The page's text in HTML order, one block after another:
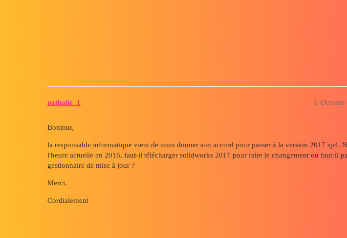
nathalie_1 Octobre
1
Bonjour,
la responsable informatique vient de nous donner son accord pour passer à la version 2017 sp4.
l'heure actuelle en 2016, faut-il télécharger solidworks 2017 pour faire le changement ou faut-il
gestionnaire de mise à jour ?
Merci.
Cordialement